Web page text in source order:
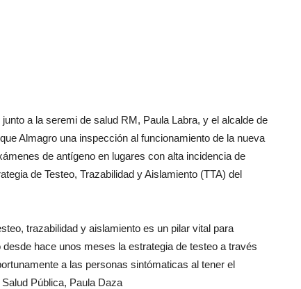
a la seremi de salud RM, Paula Labra, y el alcalde de
Almagro una inspección al funcionamiento de la nueva
de antígeno en lugares con alta incidencia de
de Testeo, Trazabilidad y Aislamiento (TTA) del
trazabilidad y aislamiento es un pilar vital para
hace unos meses la estrategia de testeo a través
a las personas sintómaticas al tener el
Pública, Paula Daza